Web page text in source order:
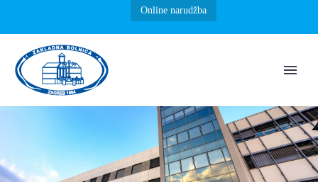
Online narudžba